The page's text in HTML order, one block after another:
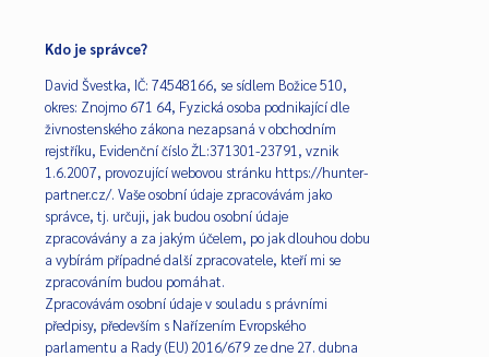
Kdo je správce?
David Švestka, IČ: 74548166, se sídlem Božice 510,
okres: Znojmo 671 64, Fyzická osoba podnikající dle
živnostenského zákona nezapsaná v obchodním
rejstříku, Evidenční číslo ŽL:371301-23791, vznik
1.6.2007, provozující webovou stránku https://hunter-
partner.cz/. Vaše osobní údaje zpracovávám jako
správce, tj. určuji, jak budou osobní údaje
zpracovávány a za jakým účelem, po jak dlouhou dobu
a vybírám případné další zpracovatele, kteří mi se
zpracováním budou pomáhat.
Zpracovávám osobní údaje v souladu s právními
předpisy, především s Nařízením Evropského
parlamentu a Rady (EU) 2016/679 ze dne 27. dubna